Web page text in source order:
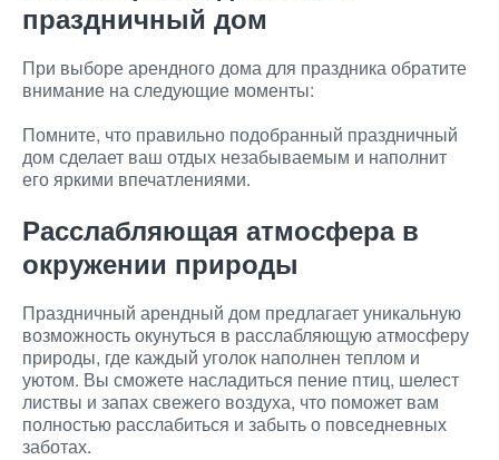
праздничный дом
При выборе арендного дома для праздника обратите
внимание на следующие моменты:
Помните, что правильно подобранный праздничный
дом сделает ваш отдых незабываемым и наполнит
его яркими впечатлениями.
Расслабляющая атмосфера в
окружении природы
Праздничный арендный дом предлагает уникальную
возможность окунуться в расслабляющую атмосферу
природы, где каждый уголок наполнен теплом и
уютом. Вы сможете насладиться пение птиц, шелест
листвы и запах свежего воздуха, что поможет вам
полностью расслабиться и забыть о повседневных
заботах.